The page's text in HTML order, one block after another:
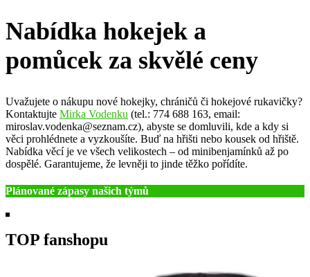
Nabídka hokejek a
pomůcek za skvělé ceny
Uvažujete o nákupu nové hokejky, chráničů či hokejové rukavičky?
Kontaktujte Mirka Vodenku (tel.: 774 688 163, email:
miroslav.vodenka@seznam.cz), abyste se domluvili, kde a kdy si
věci prohlédnete a vyzkoušíte. Buď na hřišti nebo kousek od hřiště.
Nabídka věcí je ve všech velikostech – od minibenjamínků až po
dospělé. Garantujeme, že levněji to jinde těžko pořídíte.
Plánované zápasy našich týmů
TOP fanshopu